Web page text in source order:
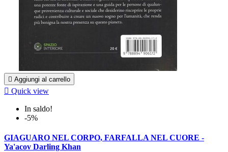
 Aggiungi al carrello
 Quick view
In saldo!
-5%
GIAGUARO NEL CORPO, FARFALLA NEL CUORE -
Ya'acov Darling Khan